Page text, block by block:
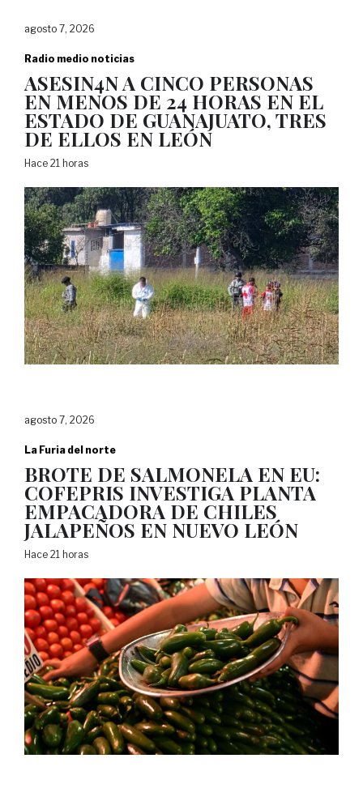
agosto 7, 2026
Radio medio noticias
ASESIN4N A CINCO PERSONAS
EN MENOS DE 24 HORAS EN EL
ESTADO DE GUANAJUATO, TRES
DE ELLOS EN LEÓN
Hace 21 horas
agosto 7, 2026
La Furia del norte
BROTE DE SALMONELA EN EU:
COFEPRIS INVESTIGA PLANTA
EMPACADORA DE CHILES
JALAPEÑOS EN NUEVO LEÓN
Hace 21 horas